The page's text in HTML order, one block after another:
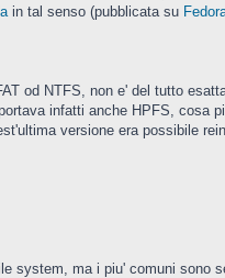
in tal senso (pubblicata su
od NTFS, non e' del tutto
infatti anche HPFS, cosa
versione era possibile
system, ma i piu' comuni sono